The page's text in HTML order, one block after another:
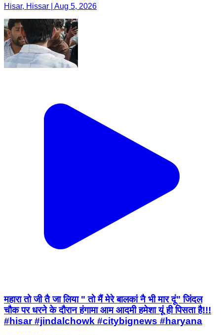
Hisar, Hissar | Aug 5, 2026
महारा तो जी तै जा लिया " तो मैं मेरे बालकां नै भी मार दूं" जिंदल
चौक पर धरने के दौरान हंगामा आम आदमी हमेशा यूं ही पिसता है!!!
#hisar #jindalchowk #citybignews #haryana